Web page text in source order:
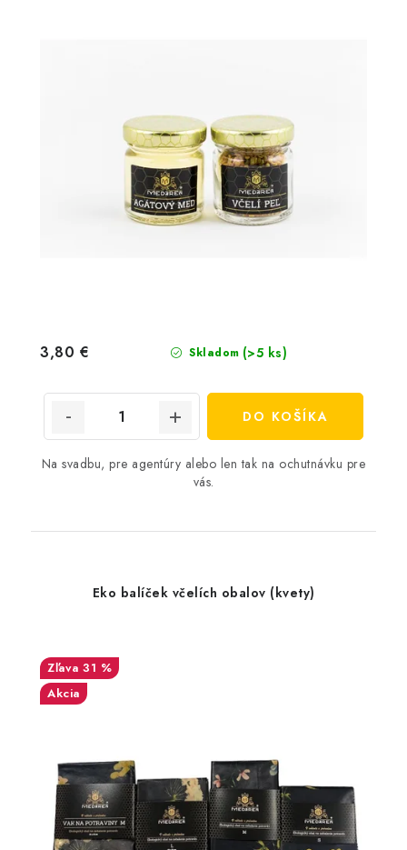
Skladom (>5 ks)
3,80 €
DO KOŠÍKA
Na svadbu, pre agentúry alebo len tak na ochutnávku pre
vás.
Eko balíček včelích obalov (kvety)
31 %
Akcia